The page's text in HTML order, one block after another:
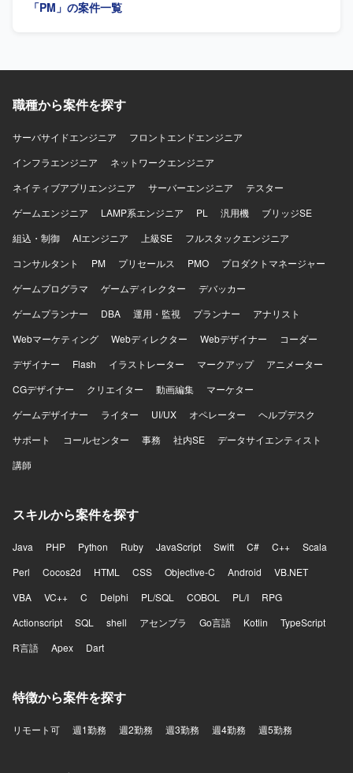
て、課題整理や合意形成を行っていただきます。 【求める
関係者にヒアリングを行い、主体的にプロジェクトを前進
モダンな技術スタックやビッグデータ開発に積極的に取り
ービスに興味があり、テレビや動画配信コンテンツが好き
す。 【ポジションの魅力】 大規模トラフィックを扱う動画
配信サービスのID統合プラットフォームにおいて、API基盤
の全国レベルでの展開プロジェクトに上流から参画してい
ただけます。インフラからアプリケーションまで幅広い技
境やビッグデータ関連技術に触れつつPMとしてのスキルを
高められる環境です。エンタメ分野のサービス開発に関わ
Cloudwatch、DynamoDB、Redshift、Athena、ALB）、
Go（bone、echo）、Python、Node.js、Git、Ansible、
Terraform、SQL、NoSQL、Linux、Windowsといったモダ
ンな技術スタックで開発を行っております。
「PM」の案件一覧
職種から案件を探す
サーバサイドエンジニア
フロントエンドエンジニア
インフラエンジニア
ネットワークエンジニア
ネイティブアプリエンジニア
サーバーエンジニア
テスター
ゲームエンジニア
LAMP系エンジニア PL 汎用機
ブリッジSE
組込・制御
AIエンジニア 上級SE
フルスタックエンジニア
コンサルタント
PM プリセールス PMO
プロダクトマネージャー
ゲームプログラマ
ゲームディレクター
デバッカー
ゲームプランナー
DBA 運用・監視 プランナー
アナリスト
Webマーケティング
Webディレクター Webデザイナー
コーダー
デザイナー
Flash イラストレーター マークアップ
アニメーター
CGデザイナー
クリエイター 動画編集
マーケター
ゲームデザイナー
ライター UI/UX オペレーター
ヘルプデスク
サポート
コールセンター 事務 社内SE
データサイエンティスト
講師
スキルから案件を探す
Java PHP Python Ruby JavaScript Swift C# C++
Scala
Perl
Cocos2d HTML CSS Objective-C Android
VB.NET
VBA
VC++ C Delphi PL/SQL COBOL PL/I
RPG
Actionscript
SQL shell アセンブラ Go言語 Kotlin
TypeScript
R言語
Apex Dart
特徴から案件を探す
リモート可 週1勤務 週2勤務 週3勤務 週4勤務 週5勤務